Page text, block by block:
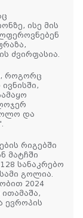
ისე მის
ძვირფასია.
როგორც
და
რიგებში
მატჩში
სანაკრებო
გოლია.
2024
ევროპის